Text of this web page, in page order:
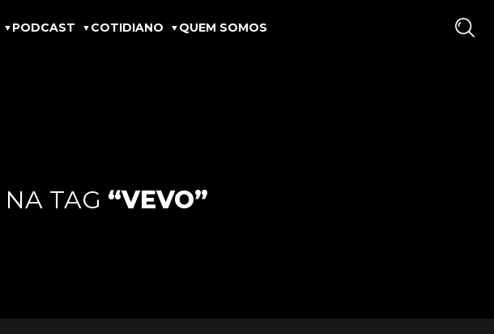
PODCAST COTIDIANO QUEM SOMOS
TAG “VEVO”